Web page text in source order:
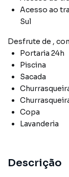
Acesso ao
Sul
Desfrute de ,
Portaria 24h
Piscina
Sacada
Copa
Lavanderia
Descrição